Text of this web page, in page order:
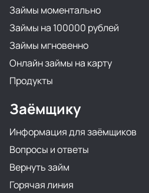
Займы моментально
Займы на 100000 рублей
Займы мгновенно
Онлайн займы на карту
Продукты
Заёмщику
Информация для заёмщиков
Вопросы и ответы
Вернуть займ
Горячая линия